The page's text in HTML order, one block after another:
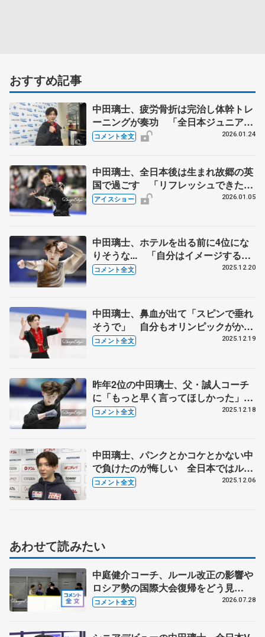
おすすめ記事
中田璃士、疲労骨折は完治し体幹トレ
ーニングが奏功 「全日本ジュニアく
らい緊張した」【全国高校スケート選
コメント全文 2026.01.24
中田璃士、全日本後は生まれ故郷の英
国で過ごす 「リフレッシュできた。
世界ジュニアに向けて頑張る」【名古
アイスショー 2026.01.05
中田璃士、ホテルを出る前に4位にな
りそうな... 「自分はイメージするの
が得意で良くない通りに（笑）」【全
コメント全文 2025.12.20
中田璃士、鼻血が出て「スピンで垂れ
そうで」 自分もオリンピックがかか
っていると思ってやる【全日本フィギ
コメント全文 2025.12.19
昨年2位の中田璃士、父・誠人コーチ
に「もっと早く言ってほしかった」こ
ととは？ 【全日本フィギュア前日練
コメント全文 2025.12.18
中田璃士、パンクとかコケとかない中
で負けたのが悔しい 全日本ではルー
プ、サルコー、トーループ2本の4回転
コメント全文 2025.12.06
あわせて読みたい
中庭健介コーチ、ルール改正の影響や
ロシア勢の国際大会復帰をどう見
る？ 中井亜美の今後の４年間に向け
コメント全文 2026.07.28